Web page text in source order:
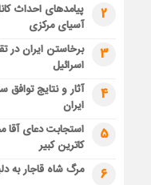
2
پیامدهای احداث
آسیای مرکزی
3
برخاستن ایران در
اسرائیل
4
آثار و نتایج توافق
ایران
5
استجابت دعای
کاترین کبیر
6 مرگ شاه قاجار به